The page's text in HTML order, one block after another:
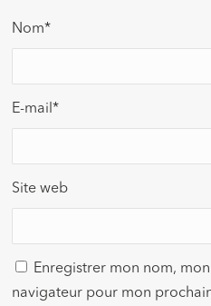
Nom*
E-mail*
Site web
Enregistrer mon nom,
navigateur pour mon